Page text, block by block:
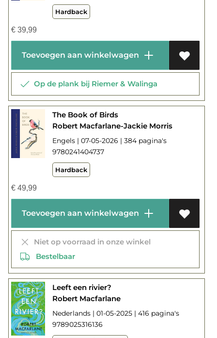
Hardback
€39,99
Toevoegen aan winkelwagen
Op de plank bij Riemer & Walinga
The Book of Birds
Robert Macfarlane-Jackie Morris
Engels | 07-05-2026 | 384 pagina's
9780241404737
Hardback
€49,99
Toevoegen aan winkelwagen
Niet op voorraad in onze winkel
Bestelbaar
Leeft een rivier?
Robert Macfarlane
Nederlands | 01-05-2025 | 416 pagina's
9789025316136